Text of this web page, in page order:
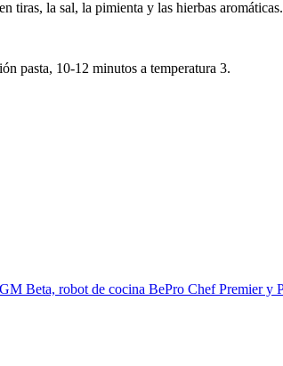
tiras, la sal, la pimienta y las hierbas aromáticas.
pasta, 10-12 minutos a temperatura 3.